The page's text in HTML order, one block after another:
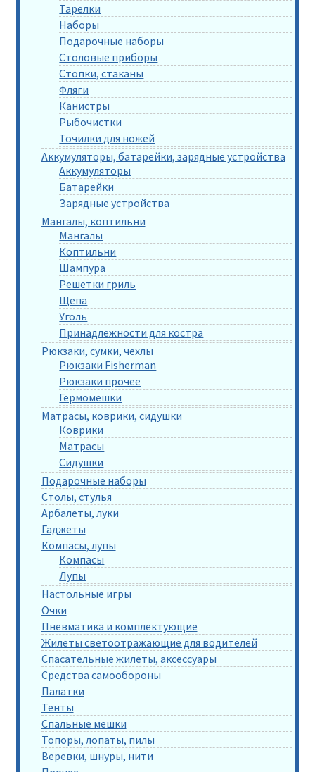
Тарелки
Наборы
Подарочные наборы
Столовые приборы
Стопки, стаканы
Фляги
Канистры
Рыбочистки
Точилки для ножей
Аккумуляторы, батарейки, зарядные устройства
Аккумуляторы
Батарейки
Зарядные устройства
Мангалы, коптильни
Мангалы
Коптильни
Шампура
Решетки гриль
Щепа
Уголь
Принадлежности для костра
Рюкзаки, сумки, чехлы
Рюкзаки Fisherman
Рюкзаки прочее
Гермомешки
Матрасы, коврики, сидушки
Коврики
Матрасы
Сидушки
Подарочные наборы
Столы, стулья
Арбалеты, луки
Гаджеты
Компасы, лупы
Компасы
Лупы
Настольные игры
Очки
Пневматика и комплектующие
Жилеты светоотражающие для водителей
Спасательные жилеты, аксессуары
Средства самообороны
Палатки
Тенты
Спальные мешки
Топоры, лопаты, пилы
Веревки, шнуры, нити